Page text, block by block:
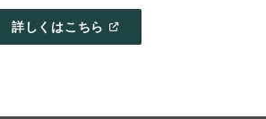
詳しくはこちら OPEN